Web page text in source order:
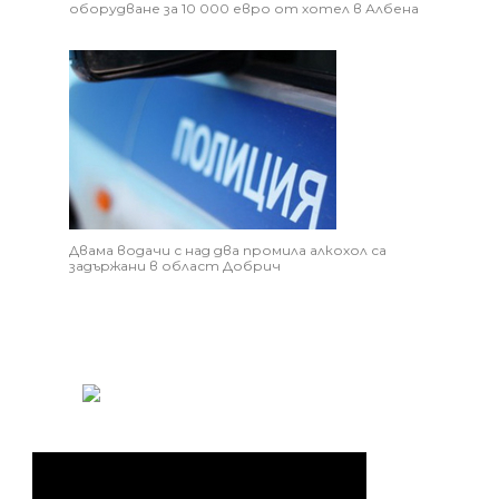
оборудване за 10 000 евро от хотел в Албена
Двама водачи с над два промила алкохол са
задържани в област Добрич